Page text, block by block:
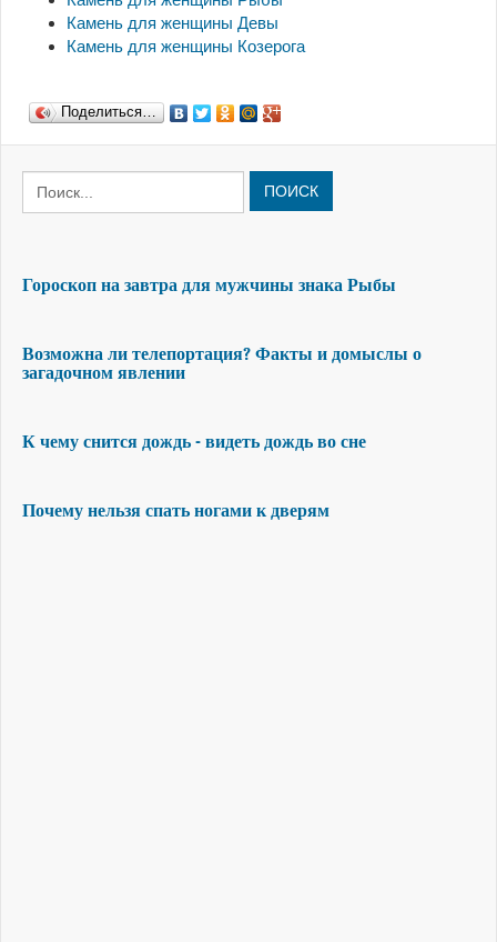
Камень для женщины Девы
Камень для женщины Козерога
Поделиться…
ПОИСК
Гороскоп на завтра для мужчины знака Рыбы
Возможна ли телепортация? Факты и домыслы о
загадочном явлении
К чему снится дождь - видеть дождь во сне
Почему нельзя спать ногами к дверям